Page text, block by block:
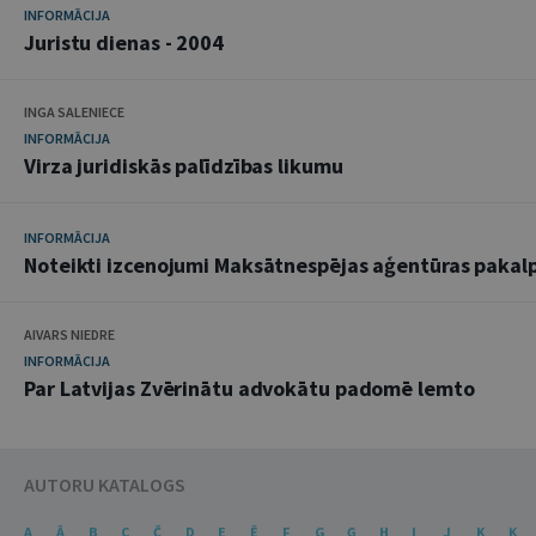
INFORMĀCIJA
Juristu dienas - 2004
INGA SALENIECE
INFORMĀCIJA
Virza juridiskās palīdzības likumu
INFORMĀCIJA
Noteikti izcenojumi Maksātnespējas aģentūras
AIVARS NIEDRE
INFORMĀCIJA
Par Latvijas Zvērinātu advokātu padomē lemto
AUTORU KATALOGS
A Ā B C Č D E Ē F G Ģ H I J K Ķ